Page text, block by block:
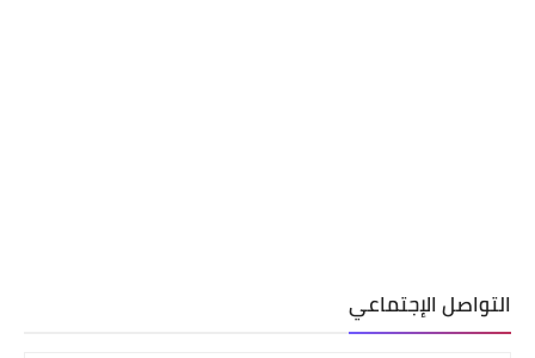
التواصل الإجتماعي